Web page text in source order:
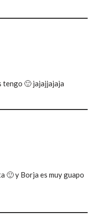
tengo 🙂 jajajjajaja
🙂 y Borja es muy guapo